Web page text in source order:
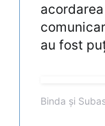
au fost
Binda și